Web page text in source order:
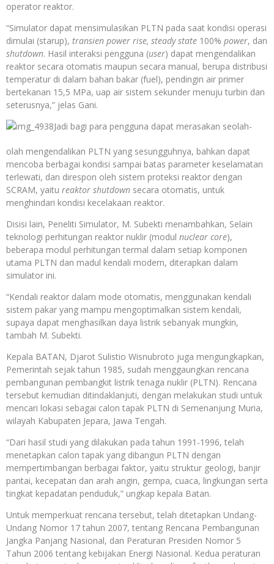
operator reaktor.
“Simulator dapat mensimulasikan PLTN pada saat kondisi operasi
dimulai (starup), transien power rise, steady state 100% power, dan
shutdown. Hasil interaksi pengguna (user) dapat mengendalikan
reaktor secara otomatis maupun secara manual, berupa distribusi
temperatur di dalam bahan bakar (fuel), pendingin air primer
bertekanan 15,5 MPa, uap air sistem sekunder menuju turbin dan
seterusnya,” jelas Gani.
Jadi bagi para pengguna dapat merasakan seolah-
olah mengendalikan PLTN yang sesungguhnya, bahkan dapat
mencoba berbagai kondisi sampai batas parameter keselamatan
terlewati, dan direspon oleh sistem proteksi reaktor dengan
SCRAM, yaitu reaktor shutdown secara otomatis, untuk
menghindari kondisi kecelakaan reaktor.
Disisi lain, Peneliti Simulator, M. Subekti menambahkan, Selain
teknologi perhitungan reaktor nuklir (modul nuclear core),
beberapa modul perhitungan termal dalam setiap komponen
utama PLTN dan madul kendali modern, diterapkan dalam
simulator ini.
“Kendali reaktor dalam mode otomatis, menggunakan kendali
sistem pakar yang mampu mengoptimalkan sistem kendali,
supaya dapat menghasilkan daya listrik sebanyak mungkin,
tambah M. Subekti.
Kepala BATAN, Djarot Sulistio Wisnubroto juga mengungkapkan,
Pemerintah sejak tahun 1985, sudah menggaungkan rencana
pembangunan pembangkit listrik tenaga nuklir (PLTN). Rencana
tersebut kemudian ditindaklanjuti, dengan melakukan studi untuk
mencari lokasi sebagai calon tapak PLTN di Semenanjung Muria,
wilayah Kabupaten Jepara, Jawa Tengah.
“Dari hasil studi yang dilakukan pada tahun 1991-1996, telah
menetapkan calon tapak yang dibangun PLTN dengan
mempertimbangan berbagai faktor, yaitu struktur geologi, banjir
pantai, kecepatan dan arah angin, gempa, cuaca, lingkungan serta
tingkat kepadatan penduduk,” ungkap kepala Batan.
Untuk memperkuat rencana tersebut, telah ditetapkan Undang-
Undang Nomor 17 tahun 2007, tentang Rencana Pembangunan
Jangka Panjang Nasional, dan Peraturan Presiden Nomor 5
Tahun 2006 tentang kebijakan Energi Nasional. Kedua peraturan